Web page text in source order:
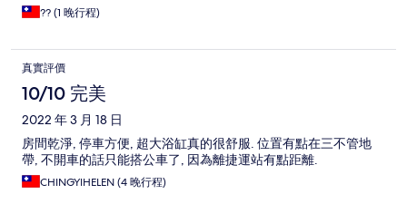
?? (1 晚行程)
真實評價
10/10 完美
2022 年 3 月 18 日
房間乾淨, 停車方便, 超大浴缸真的很舒服. 位置有點在三不管地
帶, 不開車的話只能搭公車了, 因為離捷運站有點距離.
CHINGYIHELEN (4 晚行程)